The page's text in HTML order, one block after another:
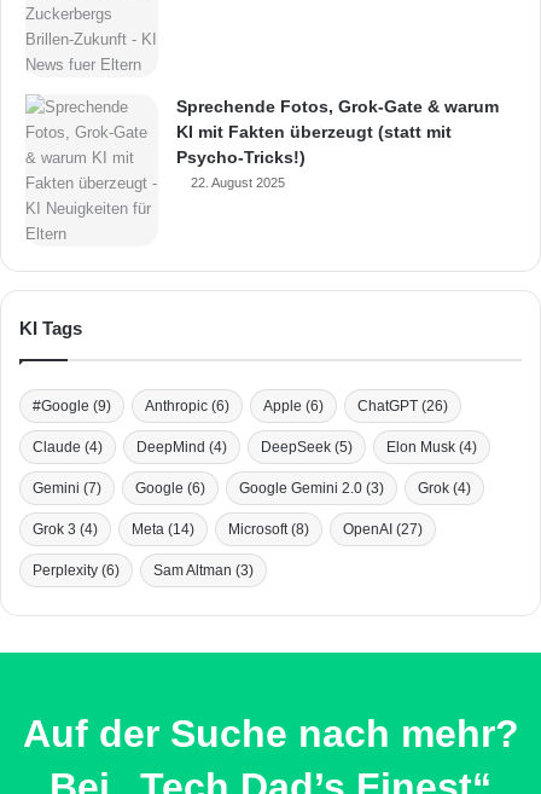
Sprechende Fotos, Grok-Gate & warum
KI mit Fakten überzeugt (statt mit
Psycho-Tricks!)
22. August 2025
KI Tags
#Google (9) Anthropic (6) Apple (6) ChatGPT (26)
Claude (4) DeepMind (4) DeepSeek (5) Elon Musk (4)
Gemini (7) Google (6) Google Gemini 2.0 (3) Grok (4)
Grok 3 (4) Meta (14) Microsoft(8) OpenAI (27)
Perplexity (6) Sam Altman (3)
Auf der Suche nach mehr?